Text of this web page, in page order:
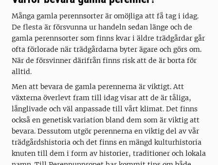
Många gamla perennsorter är omöjliga att få tag i idag.
De flesta är försvunna ur handeln sedan länge och de
gamla perennsorter som finns kvar i äldre trädgårdar går
ofta förlorade när trädgårdarna byter ägare och görs om.
När de försvinner därifrån finns risk att de är borta för
alltid.
Men att bevara de gamla perennerna är viktigt. Att
växterna överlevt fram till idag visar att de är tåliga,
långlivade och väl anpassade till vårt klimat. Det finns
också en genetisk variation bland dem som är viktig att
bevara. Dessutom utgör perennerna en viktig del av vår
trädgårdshistoria och det finns en mängd kulturhistoria
knuten till dem i form av historier, traditioner och lokala